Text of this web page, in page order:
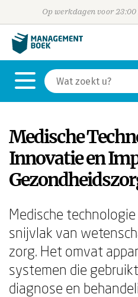
Op werkdagen voor
Medische
Innovatie en
Medische
snijvlak van
zorg. Het omvat
systemen die
diagnose en